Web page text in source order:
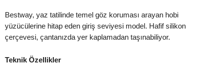
Bestway, yaz tatilinde temel göz koruması arayan hobi
yüzücülerine hitap eden giriş seviyesi model. Hafif silikon
çerçevesi, çantanızda yer kaplamadan taşınabiliyor.
Teknik Özellikler